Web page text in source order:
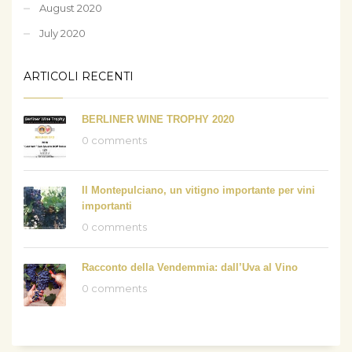
August 2020
July 2020
ARTICOLI RECENTI
BERLINER WINE TROPHY 2020
0 comments
Il Montepulciano, un vitigno importante per vini
importanti
0 comments
Racconto della Vendemmia: dall’Uva al Vino
0 comments